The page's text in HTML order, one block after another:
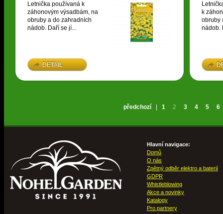
Letnička používaná k
záhonovým výsadbám, na
obruby a do zahradních
nádob. Daří se jí...
DETAIL
k
obruby
nádob.
předchozí 1 2 3 4 5 6
Hlavní navigace:
Domů
O nás
Zpětný odběr elektro a baterií
GDPR
Whistleblowing
Akce a novinky
Katalogy
Pro partnery